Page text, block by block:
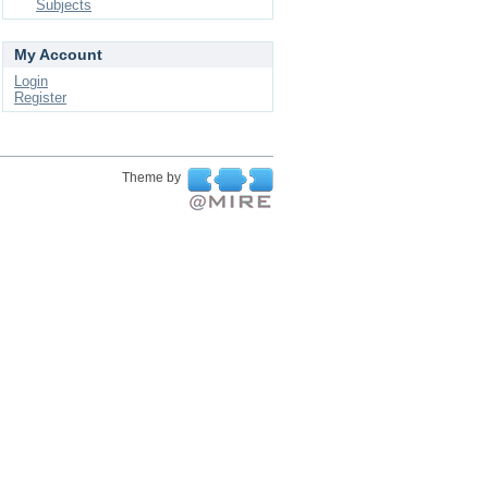
Subjects
My Account
Login
Register
Theme by